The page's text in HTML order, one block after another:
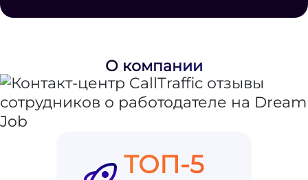
О компании
ТОП-5